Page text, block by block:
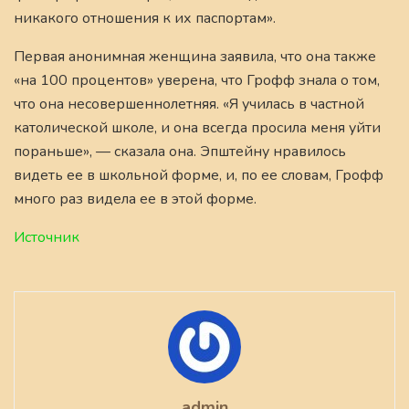
никакого отношения к их паспортам».
Первая анонимная женщина заявила, что она также
«на 100 процентов» уверена, что Грофф знала о том,
что она несовершеннолетняя. «Я училась в частной
католической школе, и она всегда просила меня уйти
пораньше», — сказала она. Эпштейну нравилось
видеть ее в школьной форме, и, по ее словам, Грофф
много раз видела ее в этой форме.
Источник